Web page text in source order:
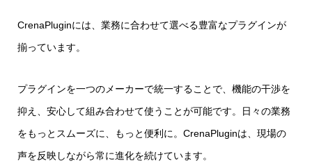
CrenaPluginには、業務に合わせて選べる豊富なプラグインが
揃っています。
プラグインを一つのメーカーで統一することで、機能の干渉を
抑え、安心して組み合わせて使うことが可能です。日々の業務
をもっとスムーズに、もっと便利に。CrenaPluginは、現場の
声を反映しながら常に進化を続けています。